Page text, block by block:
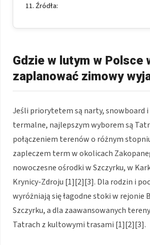
Źródła:
Gdzie w lutym w Polsce
zaplanować zimowy
Jeśli priorytetem są narty, snowboard
termalne, najlepszym wyborem są
połączeniem terenów o różnym
zapleczem term w okolicach
nowoczesne ośrodki w Szczyrku, w
Krynicy-Zdroju [1][2][3]. Dla rodzin i
wyróżniają się łagodne stoki w rejonie
Szczyrku, a dla zaawansowanych
Tatrach z kultowymi trasami [1][2][3].